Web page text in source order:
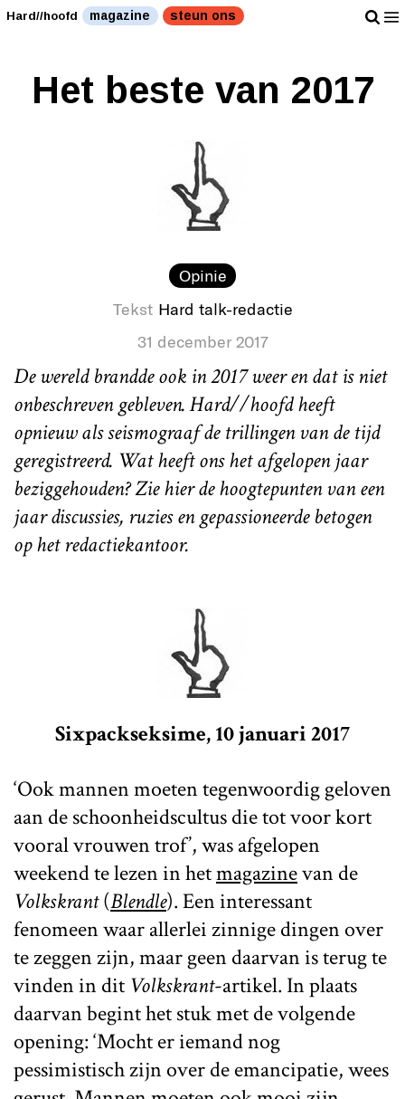
Hard//hoofd magazine steun ons
Het beste van 2017
Opinie
Tekst Hard talk-redactie
31 december 2017
De wereld brandde ook in 2017weer en dat is niet
onbeschreven gebleven. Hard//hoofd heeft
opnieuw als seismograaf de trillingen van de tijd
geregistreerd. Wat heeft ons het afgelopen jaar
beziggehouden? Zie hier de hoogtepunten van een
jaar discussies, ruzies en gepassioneerde betogen
op het redactiekantoor.
Sixpackseksime, 10 januari 2017
‘Ook mannen moeten tegenwoordig geloven
aan de schoonheidscultus die tot voor kort
vooral vrouwen trof’, was afgelopen
weekend te lezen in hetmagazinevan de
Volkskrant(Blendle). Een interessant
fenomeen waar allerlei zinnige dingen over
te zeggen zijn, maar geen daarvan is terug te
vinden in dit Volkskrant-artikel. In plaats
daarvan begint het stuk met de volgende
opening: ‘Mocht er iemand nog
pessimistisch zijn over de emancipatie, wees